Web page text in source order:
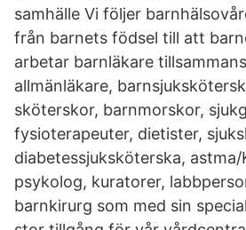
samhälle Vi följer
från barnets födsel till att
arbetar barnläkare
allmänläkare,
sköterskor, barnmorskor,
fysioterapeuter, dietister,
diabetessjuksköterska,
psykolog, kuratorer,
barnkirurg som med sin